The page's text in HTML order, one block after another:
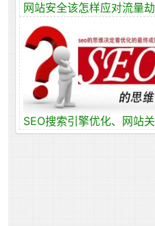
网站安全该怎样应对流量劫
持？
SEO搜索引擎优化、网站关
键词选择与技巧